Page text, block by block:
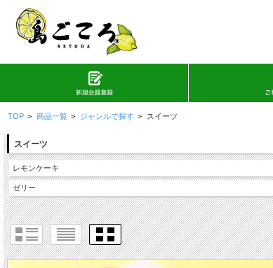
TOP > 商品一覧 > ジャンルで探す > スイーツ
スイーツ
レモンケーキ
ゼリー